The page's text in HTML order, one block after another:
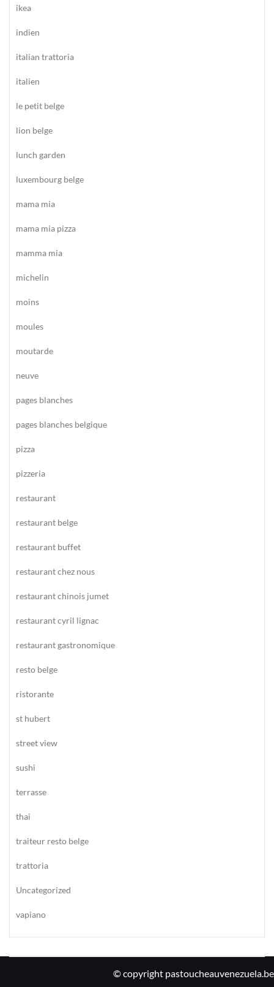
ikea
indien
italian trattoria
italien
le petit belge
lion belge
lunch garden
luxembourg belge
mama mia
mama mia pizza
mamma mia
michelin
moins
moules
moutarde
neuve
pages blanches
pages blanches belgique
pizza
pizzeria
restaurant
restaurant belge
restaurant buffet
restaurant chez nous
restaurant chinois jumet
restaurant cyril lignac
restaurant gastronomique
resto belge
ristorante
st hubert
street view
sushi
terrasse
thai
traiteur resto belge
trattoria
Uncategorized
vapiano
© copyright pastoucheauvenezuela.be